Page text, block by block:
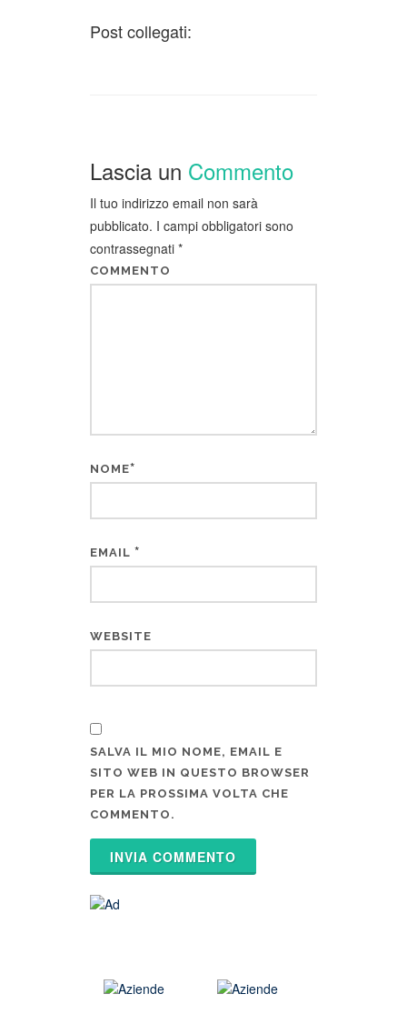
Post collegati:
Lascia un Commento
Il tuo indirizzo email non sarà
pubblicato. I campi obbligatori sono
contrassegnati *
COMMENTO
NOME*
EMAIL *
WEBSITE
SALVA IL MIO NOME, EMAIL E
SITO WEB IN QUESTO BROWSER
PER LA PROSSIMA VOLTA CHE
COMMENTO.